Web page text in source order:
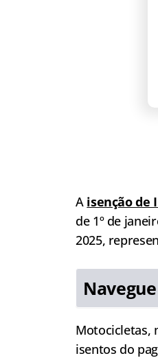
A isenção de
de 1º de
2025,
Motocicletas,
isentos do